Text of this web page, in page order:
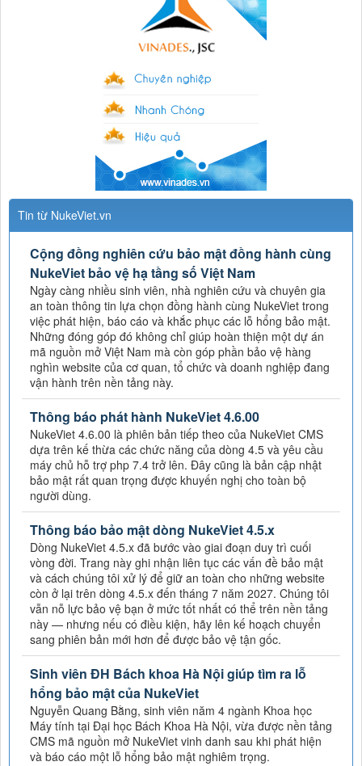
Tin từ NukeViet.vn
Cộng đồng nghiên cứu bảo mật đồng hành cùng
NukeViet bảo vệ hạ tầng số Việt Nam
Ngày càng nhiều sinh viên, nhà nghiên cứu và chuyên gia
an toàn thông tin lựa chọn đồng hành cùng NukeViet trong
việc phát hiện, báo cáo và khắc phục các lỗ hổng bảo mật.
Những đóng góp đó không chỉ giúp hoàn thiện một dự án
mã nguồn mở Việt Nam mà còn góp phần bảo vệ hàng
nghìn website của cơ quan, tổ chức và doanh nghiệp đang
vận hành trên nền tảng này.
Thông báo phát hành NukeViet 4.6.00
NukeViet 4.6.00 là phiên bản tiếp theo của NukeViet CMS
dựa trên kế thừa các chức năng của dòng 4.5 và yêu cầu
máy chủ hỗ trợ php 7.4 trở lên. Đây cũng là bản cập nhật
bảo mật rất quan trọng được khuyến nghị cho toàn bộ
người dùng.
Thông báo bảo mật dòng NukeViet 4.5.x
Dòng NukeViet 4.5.x đã bước vào giai đoạn duy trì cuối
vòng đời. Trang này ghi nhận liên tục các vấn đề bảo mật
và cách chúng tôi xử lý để giữ an toàn cho những website
còn ở lại trên dòng 4.5.x đến tháng 7 năm 2027. Chúng tôi
vẫn nỗ lực bảo vệ bạn ở mức tốt nhất có thể trên nền tảng
này — nhưng nếu có điều kiện, hãy lên kế hoạch chuyển
sang phiên bản mới hơn để được bảo vệ tận gốc.
Sinh viên ĐH Bách khoa Hà Nội giúp tìm ra lỗ
hổng bảo mật của NukeViet
Nguyễn Quang Bằng, sinh viên năm 4 ngành Khoa học
Máy tính tại Đại học Bách Khoa Hà Nội, vừa được nền tảng
CMS mã nguồn mở NukeViet vinh danh sau khi phát hiện
và báo cáo một lỗ hổng bảo mật nghiêm trọng.